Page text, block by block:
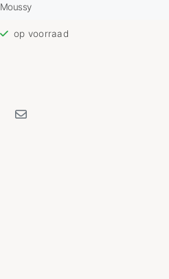
Moussy
op voorraad